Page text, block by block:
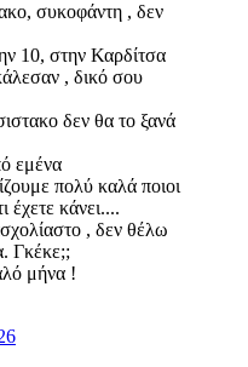
συκοφάντη , δεν
10, στην Καρδίτσα
, δικό σου
δεν θα το ξανά
εμένα
πολύ καλά ποιοι
έχετε κάνει....
, δεν θέλω
Γκέκε;;
μήνα !